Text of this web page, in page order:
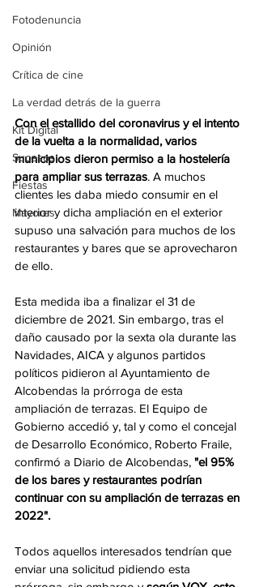
Fotodenuncia
Opinión
Crítica de cine
La verdad detrás de la guerra
Kit Digital
Sucesos
Fiestas
Mayores
Con el estallido del coronavirus y el intento
de la vuelta a la normalidad, varios
municipios dieron permiso a la hostelería
para ampliar sus terrazas. A muchos
clientes les daba miedo consumir en el
interior y dicha ampliación en el exterior
supuso una salvación para muchos de los
restaurantes y bares que se aprovecharon
de ello.
Esta medida iba a finalizar el 31 de
diciembre de 2021. Sin embargo, tras el
daño causado por la sexta ola durante las
Navidades, AICA y algunos partidos
políticos pidieron al Ayuntamiento de
Alcobendas la prórroga de esta
ampliación de terrazas. El Equipo de
Gobierno accedió y, tal y como el concejal
de Desarrollo Económico, Roberto Fraile,
confirmó a Diario de Alcobendas, "el 95%
de los bares y restaurantes podrían
continuar con su ampliación de terrazas en
2022".
Todos aquellos interesados tendrían que
enviar una solicitud pidiendo esta